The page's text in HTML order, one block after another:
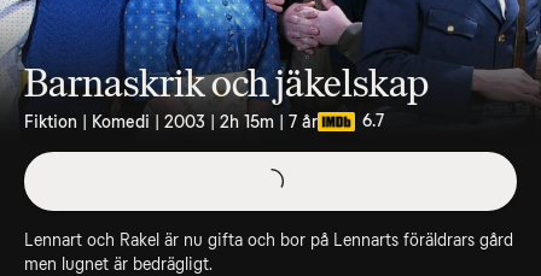
Barnaskrik och jäkelskap
Fiktion | Komedi | 2003 | 2h 15m | 7 år 6.7
Lennart och Rakel är nu gifta och bor på Lennarts föräldrars gård
men lugnet är bedrägligt.